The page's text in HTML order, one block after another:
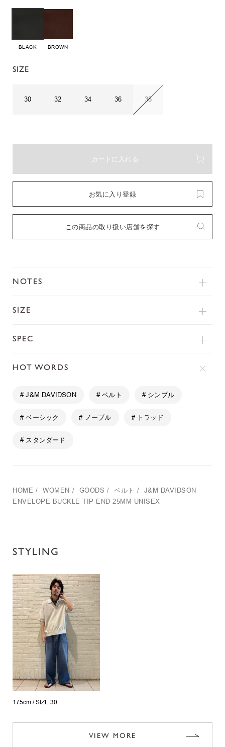
BLACK BROWN
SIZE
30 32 34 36 38
カートに入れる
お気に入り登録
この商品の取り扱い店舗を探す
NOTES
SIZE
SPEC
HOT WORDS
# J&M DAVIDSON # ベルト # シンプル
# ベーシック # ノーブル # トラッド
# スタンダード
HOME / WOMEN / GOODS / ベルト /
J&M DAVIDSON
ENVELOPE BUCKLE TIP END 25MM UNISEX
STYLING
175cm / SIZE 30
VIEW MORE